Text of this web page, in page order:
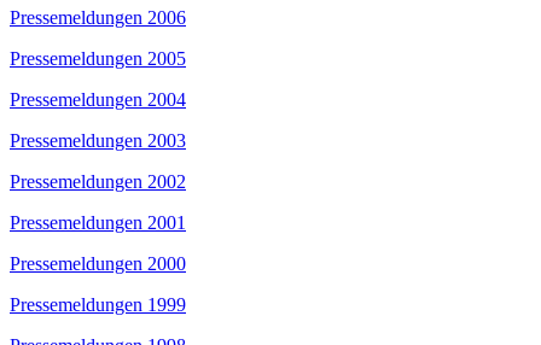
Pressemeldungen 2006
Pressemeldungen 2005
Pressemeldungen 2004
Pressemeldungen 2003
Pressemeldungen 2002
Pressemeldungen 2001
Pressemeldungen 2000
Pressemeldungen 1999